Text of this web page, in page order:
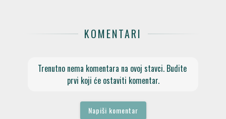
KOMENTARI
Trenutno nema komentara na ovoj stavci. Budite
prvi koji će ostaviti komentar.
Napiši komentar